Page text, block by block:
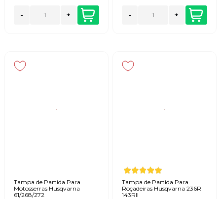
- + - +
Tampa de Partida Para
Motosserras Husqvarna
61/268/272
Tampa de Partida Para
Roçadeiras Husqvarna 236R
143RII